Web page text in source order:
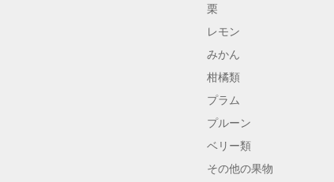
栗
レモン
みかん
柑橘類
プラム
プルーン
ベリー類
その他の果物